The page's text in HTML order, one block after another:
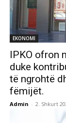
EKONOMI
IPKO ofron
duke
të ngrohtë
fëmijët.
Admin - 2. Shkurt